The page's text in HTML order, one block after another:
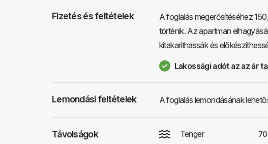
Fizetés és feltételek
A foglalás megerősítéséhez
történik. Az apartman
kitakaríthassák és
Lakossági adót az az ár
Lemondási feltételek A foglalás lemondásának
Távolságok Tenger